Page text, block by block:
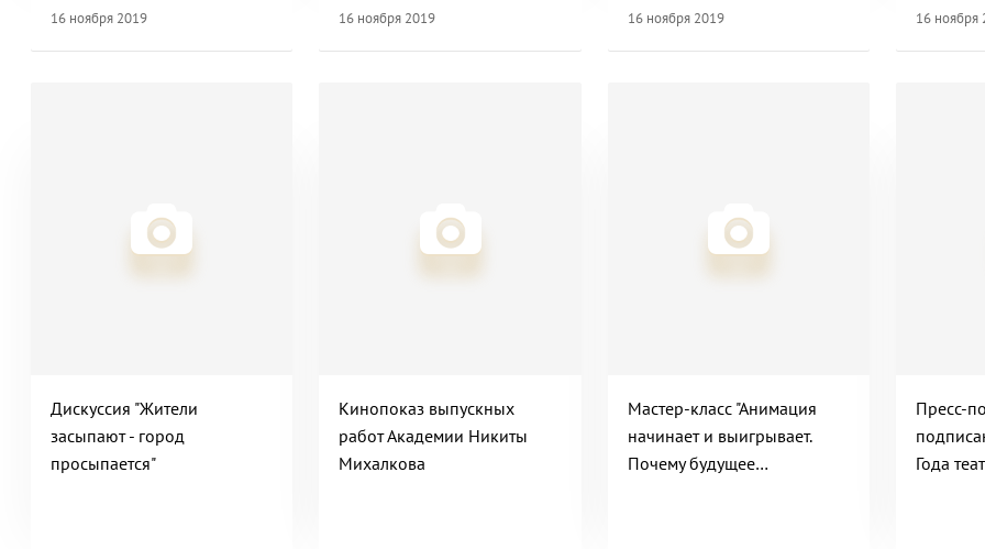
16 ноября 2019 16 ноября 2019 16 ноября 2019 16 ноября
Дискуссия "Жители
засыпают - город
просыпается"
Кинопоказ выпускных
работ Академии Никиты
Михалкова
Мастер-класс "Анимация
начинает и выигрывает.
Почему будущее
Пресс-
Года